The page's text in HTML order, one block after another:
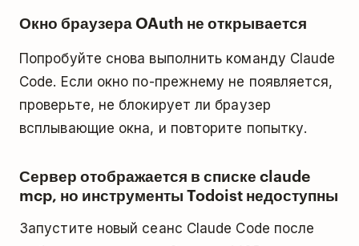
Окно браузера OAuth не открывается
Попробуйте снова выполнить команду Claude
Code. Если окно по-прежнему не появляется,
проверьте, не блокирует ли браузер
всплывающие окна, и повторите попытку.
Сервер отображается в списке claude
mcp, но инструменты Todoist недоступны
Запустите новый сеанс Claude Code после